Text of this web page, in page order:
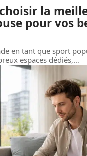
la
pour vos
en tant que sport
espaces dédiés,…